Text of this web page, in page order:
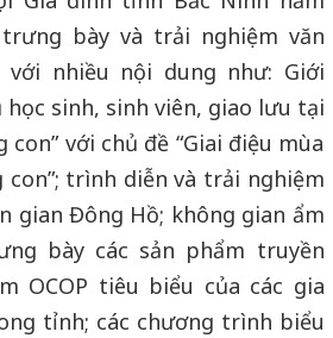
bày và trải nghiệm văn
nhiều nội dung như: Giới
học sinh, sinh viên, giao lưu tại
con” với chủ đề “Giai điệu mùa
con”; trình diễn và trải nghiệm
gian Đông Hồ; không gian ẩm
bày các sản phẩm truyền
OCOP tiêu biểu của các gia
tỉnh; các chương trình biểu